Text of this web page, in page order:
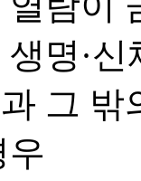
명·
그 밖
우